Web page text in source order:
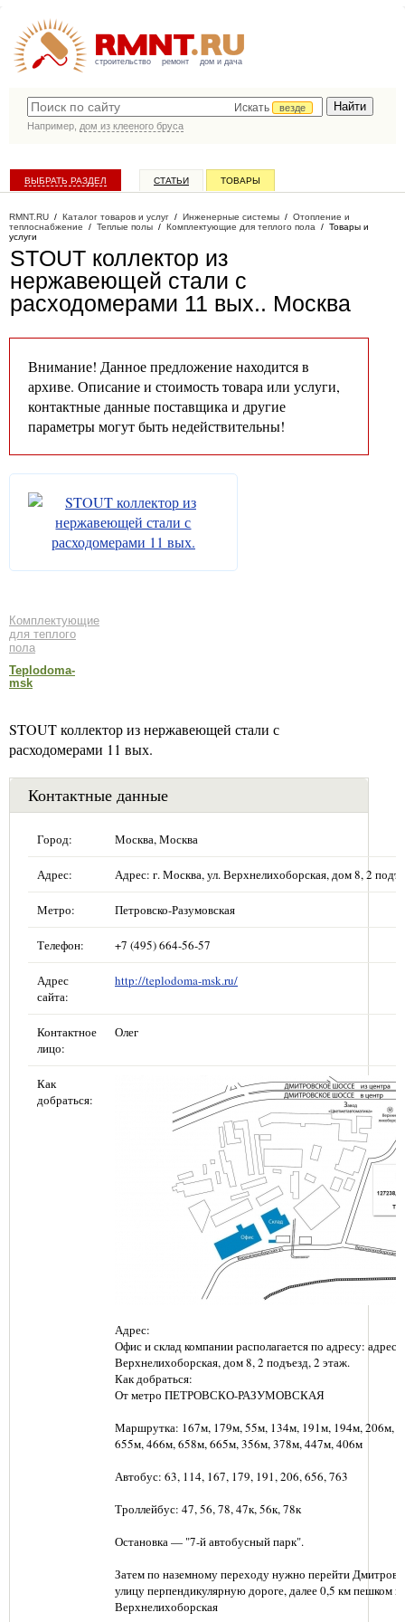
строительство ремонт дом и дача
Искать
везде
Например, дом из клееного бруса
ВЫБРАТЬ РАЗДЕЛ СТАТЬИ ТОВАРЫ
RMNT.RU / Каталог товаров и услуг / Инженерные системы / Отопление и
теплоснабжение / Теплые полы / Комплектующие для теплого пола / Товары и
услуги
STOUT коллектор из
нержавеющей стали с
расходомерами 11 вых.. Москва
Внимание! Данное предложение находится в
архиве. Описание и стоимость товара или услуги,
контактные данные поставщика и другие
параметры могут быть недействительны!
Комплектующие
для теплого
пола
Teplodoma-
msk
STOUT коллектор из нержавеющей стали с
расходомерами 11 вых.
Контактные данные
Город: Москва, Москва
Адрес: Адрес: г. Москва, ул. Верхнелихоборская, дом 8, 2
Метро: Петровско-Разумовская
Телефон: +7 (495) 664-56-57
Адрес
сайта:
http://teplodoma-msk.ru/
Контактное
лицо:
Олег
Как
добраться:
Адрес:
Офис и склад компании располагается по адресу: адрес:
Верхнелихоборская, дом 8, 2 подъезд, 2 этаж.
Как добраться:
От метро ПЕТРОВСКО-РАЗУМОВСКАЯ
Маршрутка: 167м, 179м, 55м, 134м, 191м, 194м, 206м,
655м, 466м, 658м, 665м, 356м, 378м, 447м, 406м
Автобус: 63, 114, 167, 179, 191, 206, 656, 763
Троллейбус: 47, 56, 78, 47к, 56к, 78к
Остановка — "7-й автобусный парк".
Затем по наземному переходу нужно перейти
улицу перпендикулярную дороге, далее 0,5 км пешком
Верхнелихоборская